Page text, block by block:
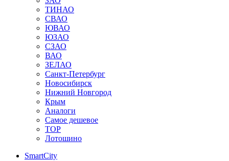
ТИНАО
СВАО
ЮВАО
ЮЗАО
СЗАО
ВАО
ЗЕЛАО
Санкт-Петербург
Новосибирск
Нижний Новгород
Крым
Аналоги
Самое дешевое
TOP
Лотошино
SmartCity